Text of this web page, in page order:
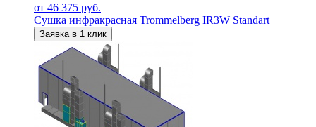
от 46 375 руб.
Сушка инфракрасная Trommelberg IR3W Standart
Заявка в 1 клик